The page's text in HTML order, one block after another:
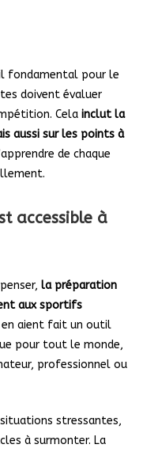
fondamental pour le
doivent évaluer
Cela inclut la
aussi sur les points à
de chaque
accessible à
la préparation
aux sportifs
en aient fait un outil
pour tout le monde,
professionnel ou
stressantes,
à surmonter. La